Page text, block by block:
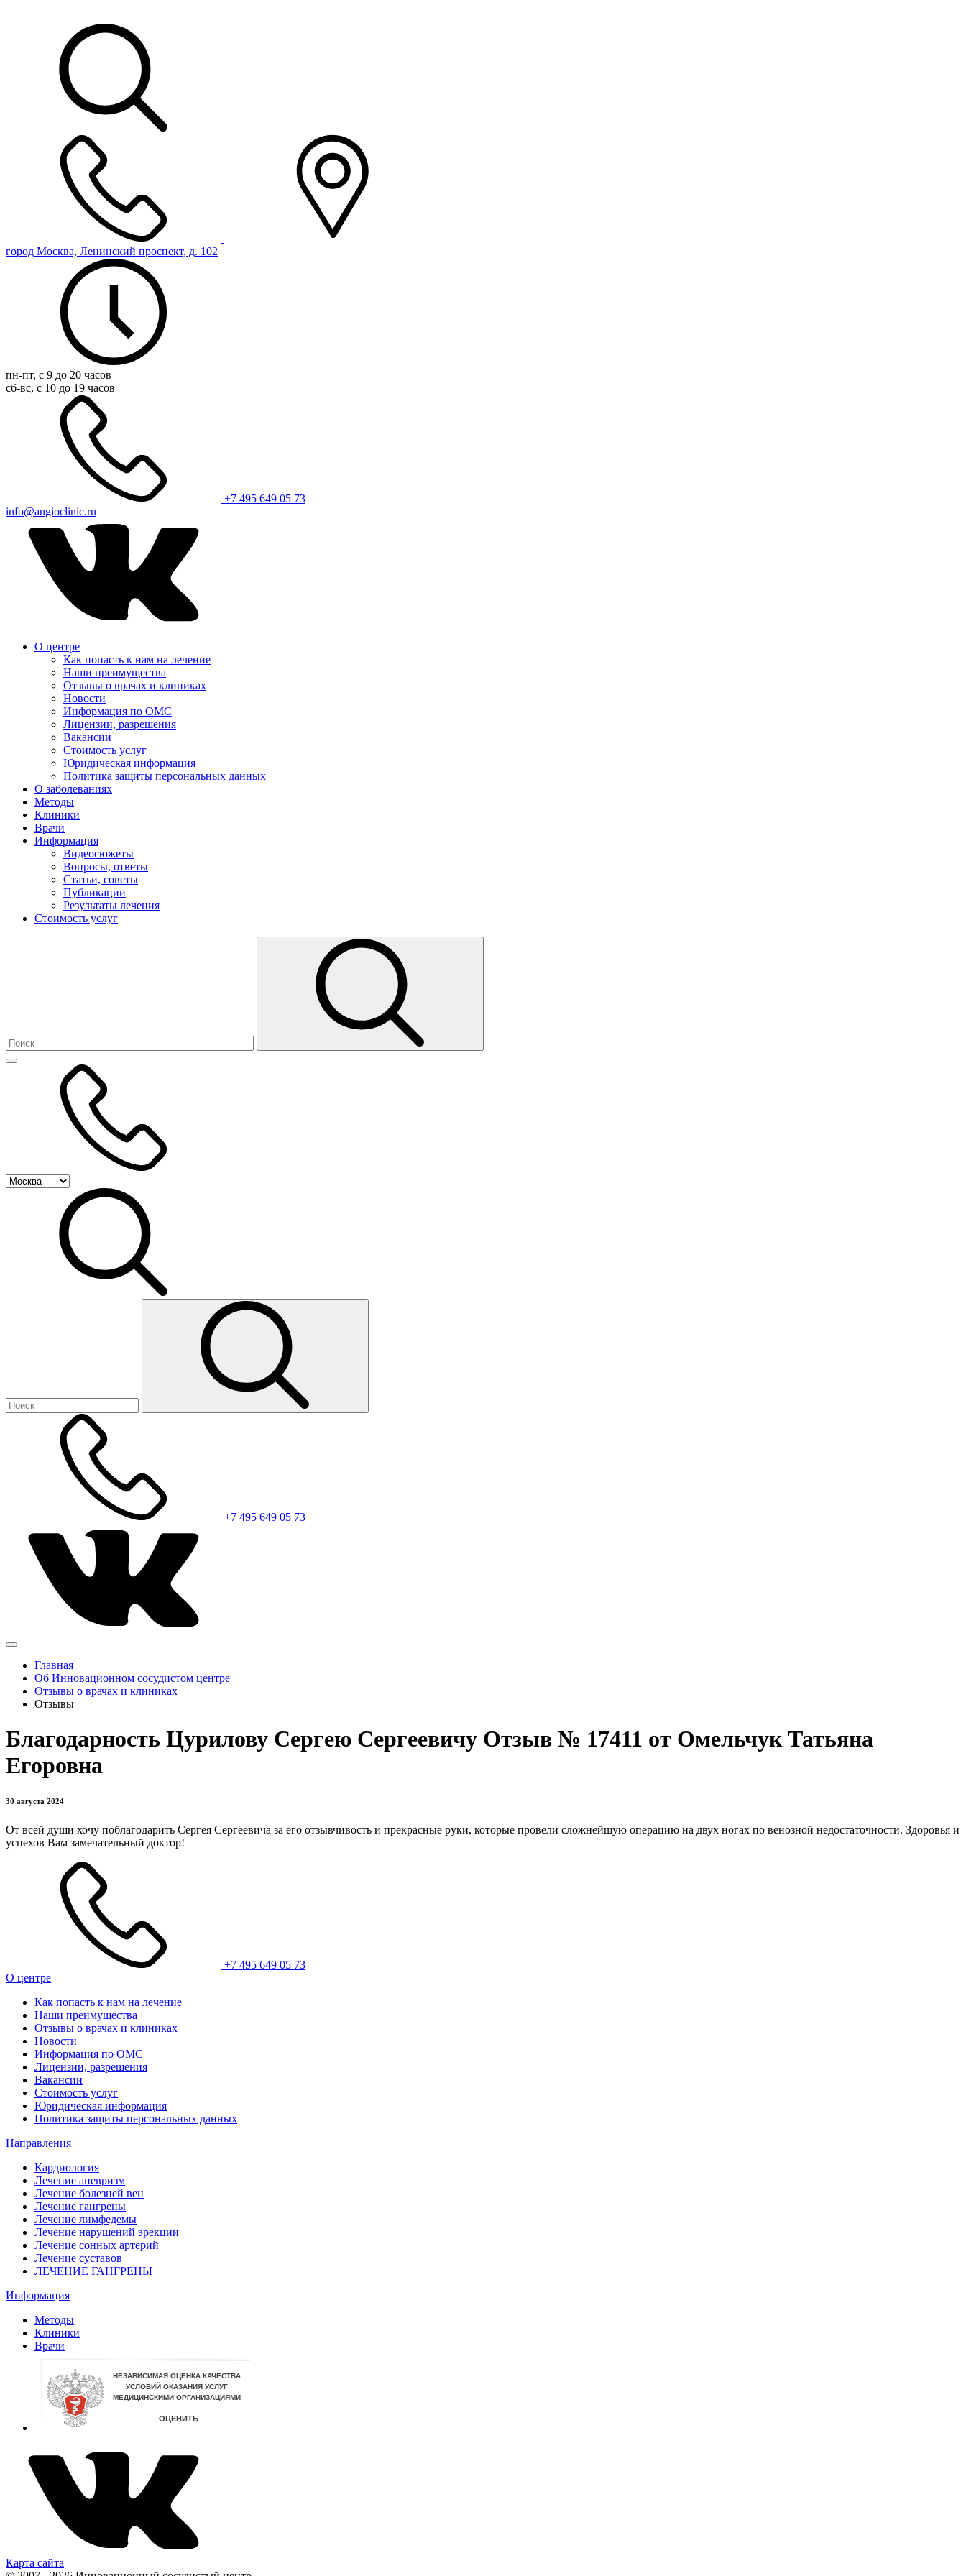
город Москва, Ленинский проспект, д. 102
пн-пт, с 9 до 20 часов
сб-вс, с 10 до 19 часов
+7 495 649 05 73
info@angioclinic.ru
О центре
Как попасть к нам на лечение
Наши преимущества
Отзывы о врачах и клиниках
Новости
Информация по ОМС
Лицензии, разрешения
Вакансии
Стоимость услуг
Юридическая информация
Политика защиты персональных данных
О заболеваниях
Методы
Клиники
Врачи
Информация
Видеосюжеты
Вопросы, ответы
Статьи, советы
Публикации
Результаты лечения
Стоимость услуг
+7 495 649 05 73
Главная
Об Инновационном сосудистом центре
Отзывы о врачах и клиниках
Отзывы
Благодарность Цурилову Сергею Сергеевичу Отзыв № 17411 от Омельчук Татьяна
Егоровна
30 августа 2024
От всей души хочу поблагодарить Сергея Сергеевича за его отзывчивость и прекрасные руки, которые провели сложнейшую операцию на двух ногах по венозной недостаточности. Здоровья и
успехов Вам замечательный доктор!
+7 495 649 05 73
О центре
Как попасть к нам на лечение
Наши преимущества
Отзывы о врачах и клиниках
Новости
Информация по ОМС
Лицензии, разрешения
Вакансии
Стоимость услуг
Юридическая информация
Политика защиты персональных данных
Направления
Кардиология
Лечение аневризм
Лечение болезней вен
Лечение гангрены
Лечение лимфедемы
Лечение нарушений эрекции
Лечение сонных артерий
Лечение суставов
ЛЕЧЕНИЕ ГАНГРЕНЫ
Информация
Методы
Клиники
Врачи
Карта сайта